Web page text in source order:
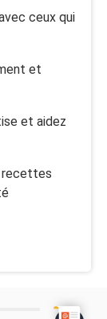
ceux qui
et
et aidez
recettes